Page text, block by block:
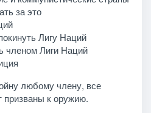
за это
Лигу Наций
членом Лиги Наций
любому члену, все
к оружию.